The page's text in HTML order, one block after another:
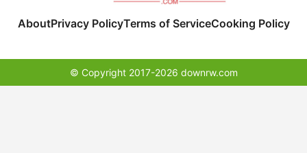
AboutPrivacy PolicyTerms of ServiceCooking Policy
© Copyright 2017-2026 downrw.com